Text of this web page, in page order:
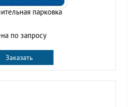
парковка
по запросу
Заказать